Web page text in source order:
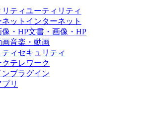
ユーティリティ
インターネット
文書・画像・HP
音楽・動画
セキュリティ
テレワーク
プラグイン
プリ